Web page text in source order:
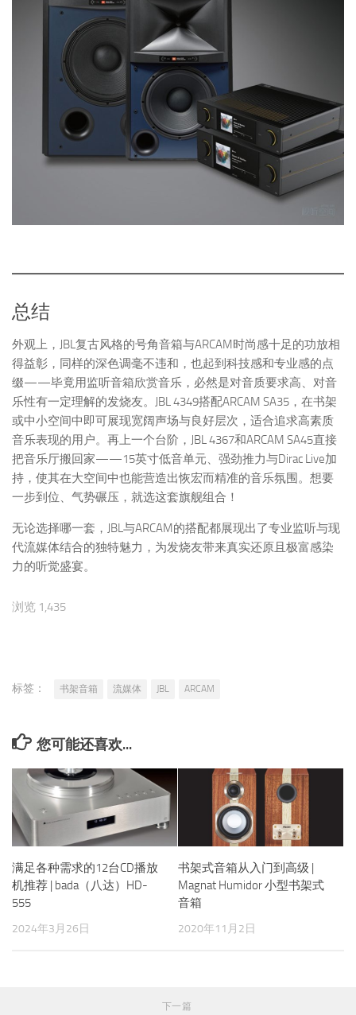
总结
外观上，JBL复古风格的号角音箱与ARCAM时尚感十足的功放相
得益彰，同样的深色调毫不违和，也起到科技感和专业感的点
缀——毕竟用监听音箱欣赏音乐，必然是对音质要求高、对音
乐性有一定理解的发烧友。JBL 4349搭配ARCAM SA35，在书架
或中小空间中即可展现宽阔声场与良好层次，适合追求高素质
音乐表现的用户。再上一个台阶，JBL 4367和ARCAM SA45直接
把音乐厅搬回家——15英寸低音单元、强劲推力与Dirac Live加
持，使其在大空间中也能营造出恢宏而精准的音乐氛围。想要
一步到位、气势碾压，就选这套旗舰组合！
无论选择哪一套，JBL与ARCAM的搭配都展现出了专业监听与现
代流媒体结合的独特魅力，为发烧友带来真实还原且极富感染
力的听觉盛宴。
浏览 1,435
标签： 书架音箱 流媒体 JBL ARCAM
您可能还喜欢...
满足各种需求的12台CD播放
机推荐 | bada（八达）HD-
555
2024年3月26日
书架式音箱从入门到高级 |
Magnat Humidor 小型书架式
音箱
2020年11月2日
下一篇